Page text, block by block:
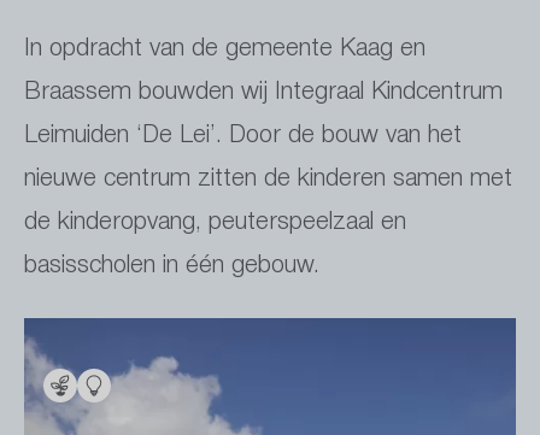
In opdracht van de gemeente Kaag en
Braassem bouwden wij Integraal Kindcentrum
Leimuiden ‘De Lei’. Door de bouw van het
nieuwe centrum zitten de kinderen samen met
de kinderopvang, peuterspeelzaal en
basisscholen in één gebouw.